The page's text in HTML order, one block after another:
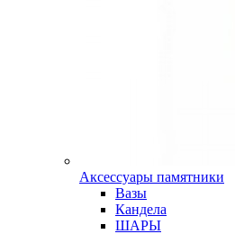
Аксессуары памятники
Вазы
Кандела
ШАРЫ